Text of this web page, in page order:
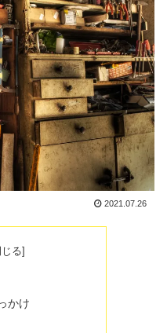
2021.07.26
かけ